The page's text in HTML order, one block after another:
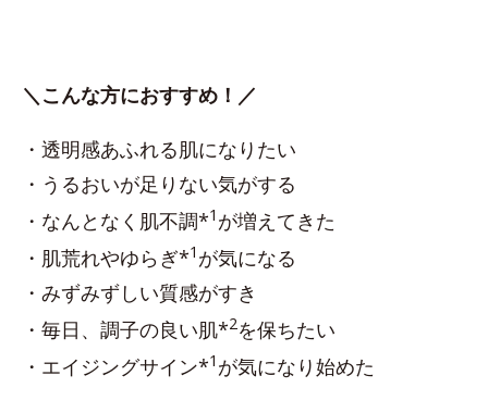
＼こんな方におすすめ！／
・透明感あふれる肌になりたい
・うるおいが足りない気がする
・なんとなく肌不調*1 が増えてきた
・肌荒れやゆらぎ*1 が気になる
・みずみずしい質感がすき
・毎日、調子の良い肌*2を保ちたい
・エイジングサイン*1 が気になり始めた